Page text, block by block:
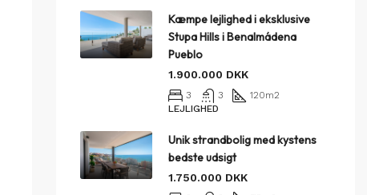
Kæmpe lejlighed i eksklusive
Stupa Hills i Benalmádena
Pueblo
1.900.000 DKK
3 3 120m2
LEJLIGHED
Unik strandbolig med kystens
bedste udsigt
1.750.000 DKK